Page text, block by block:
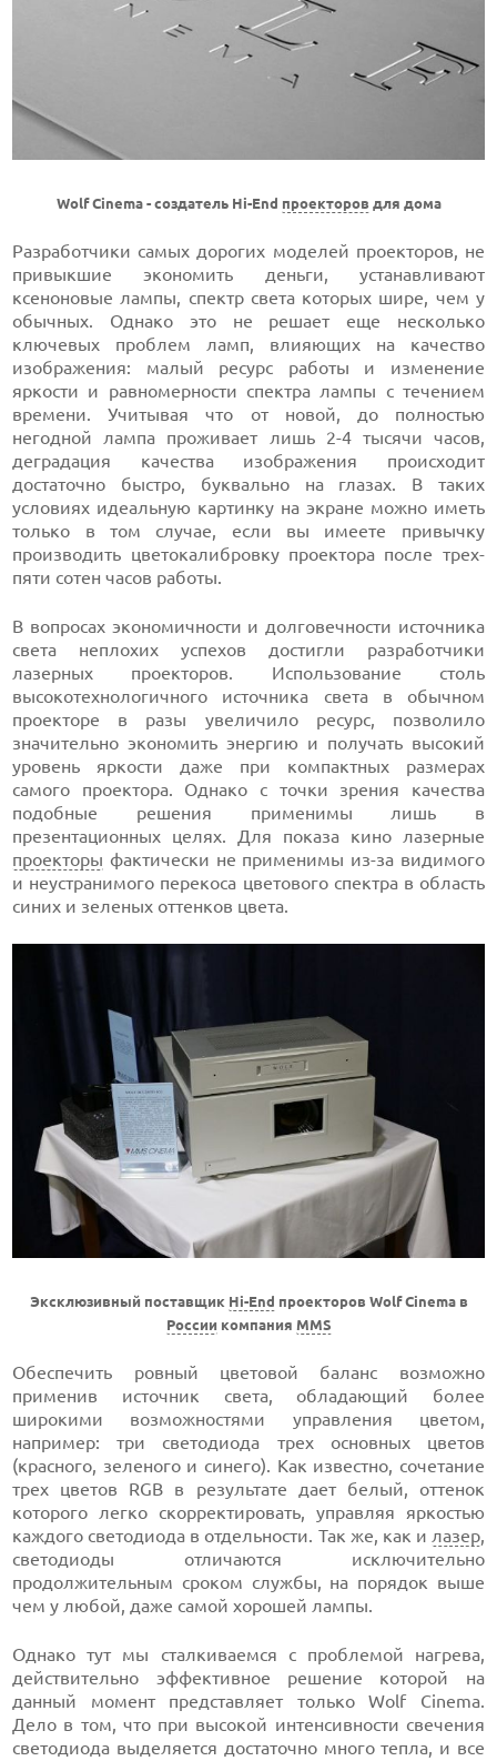
Wolf Cinema - создатель Hi-End проекторов для дома
Разработчики самых дорогих моделей проекторов, не
привыкшие экономить деньги, устанавливают
ксеноновые лампы, спектр света которых шире, чем у
обычных. Однако это не решает еще несколько
ключевых проблем ламп, влияющих на качество
изображения: малый ресурс работы и изменение
яркости и равномерности спектра лампы с течением
времени. Учитывая что от новой, до полностью
негодной лампа проживает лишь 2-4 тысячи часов,
деградация качества изображения происходит
достаточно быстро, буквально на глазах. В таких
условиях идеальную картинку на экране можно иметь
только в том случае, если вы имеете привычку
производить цветокалибровку проектора после трех-
пяти сотен часов работы.
В вопросах экономичности и долговечности источника
света неплохих успехов достигли разработчики
лазерных проекторов. Использование столь
высокотехнологичного источника света в обычном
проекторе в разы увеличило ресурс, позволило
значительно экономить энергию и получать высокий
уровень яркости даже при компактных размерах
самого проектора. Однако с точки зрения качества
подобные решения применимы лишь в
презентационных целях. Для показа кино лазерные
проекторы фактически не применимы из-за видимого
и неустранимого перекоса цветового спектра в область
синих и зеленых оттенков цвета.
Эксклюзивный поставщик Hi-End проекторов Wolf Cinema в
России компания MMS
Обеспечить ровный цветовой баланс возможно
применив источник света, обладающий более
широкими возможностями управления цветом,
например: три светодиода трех основных цветов
(красного, зеленого и синего). Как известно, сочетание
трех цветов RGB в результате дает белый, оттенок
которого легко скорректировать, управляя яркостью
каждого светодиода в отдельности. Так же, как и лазер,
светодиоды отличаются исключительно
продолжительным сроком службы, на порядок выше
чем у любой, даже самой хорошей лампы.
Однако тут мы сталкиваемся с проблемой нагрева,
действительно эффективное решение которой на
данный момент представляет только Wolf Cinema.
Дело в том, что при высокой интенсивности свечения
светодиода выделяется достаточно много тепла, и все